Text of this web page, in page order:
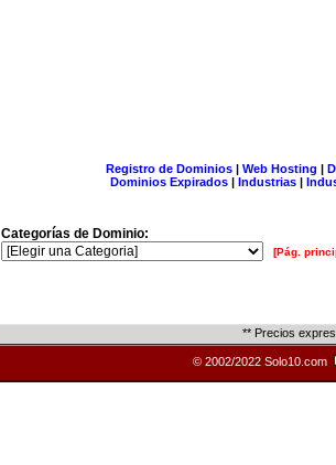
Registro de Dominios| Web Hosting |
Dominios Expirados | Industrias |
Categorías de Dominio:
[Pág.
** Precios
© 2002/2022 Solo10.com